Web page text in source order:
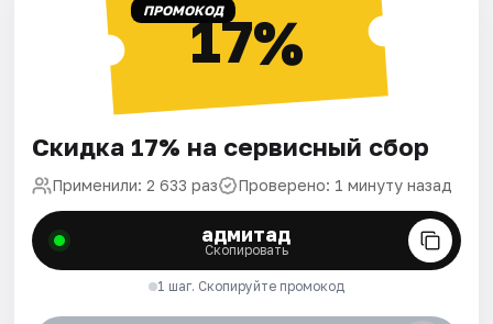
ПРОМОКОД17%
Скидка 17% на сервисный сбор
Применили: 2 633 раз Проверено: 1 минуту назад
адмитад
Скопировать
1 шаг. Скопируйте промокод